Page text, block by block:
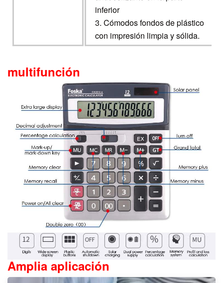
inferior
3. Cómodos fondos de plástico
con impresión limpia y sólida.
multifunción
Amplia aplicación